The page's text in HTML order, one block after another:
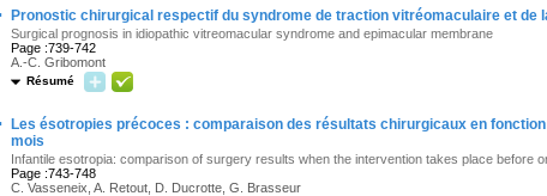
Pronostic chirurgical respectif du syndrome de traction vitréomaculaire et de
Surgical prognosis in idiopathic vitreomacular syndrome and epimacular membrane
Page :739-742
A.-C. Gribomont
Résumé
Les ésotropies précoces : comparaison des résultats chirurgicaux en
mois
Infantile esotropia: comparison of surgery results when the intervention takes place before
Page :743-748
C. Vasseneix, A. Retout, D. Ducrotte, G. Brasseur